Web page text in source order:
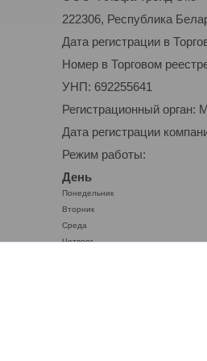
222306, Республика
Дата регистрации в
Номер в Торговом
УНП: 692255641
Регистрационный
Дата регистрации
Режим работы:
День
Понедельник
Вторник
Среда
Четверг